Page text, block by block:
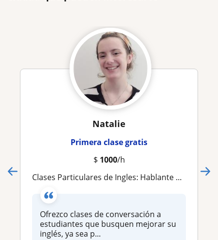
Natalie
Primera clase gratis
$ 1000/h
Clases Particulares de Ingles: Hablante Nativa de EEUU
Ofrezco clases de conversación a
estudiantes que busquen mejorar su
inglés, ya sea p...